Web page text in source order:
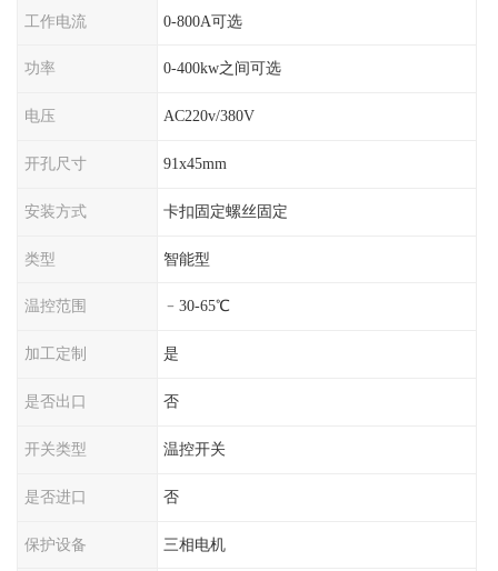
工作电流 0-800A可选
功率 0-400kw之间可选
电压 AC220v/380V
开孔尺寸 91x45mm
安装方式 卡扣固定螺丝固定
类型 智能型
温控范围 ﹣30-65℃
加工定制 是
是否出口 否
开关类型 温控开关
是否进口 否
保护设备 三相电机